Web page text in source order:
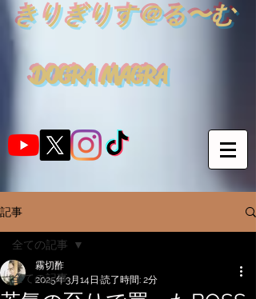
​きりぎりす＠る〜む
DOGRA MAGRA
記事
全ての記事
全ての記事
霧切酢
2025年3月14日 読了時間: 2分